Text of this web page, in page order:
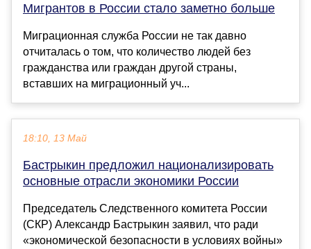
Мигрантов в России стало заметно больше
Миграционная служба России не так давно
отчиталась о том, что количество людей без
гражданства или граждан другой страны,
вставших на миграционный уч...
18:10, 13 Май
Бастрыкин предложил национализировать
основные отрасли экономики России
Председатель Следственного комитета России
(СКР) Александр Бастрыкин заявил, что ради
«экономической безопасности в условиях войны»